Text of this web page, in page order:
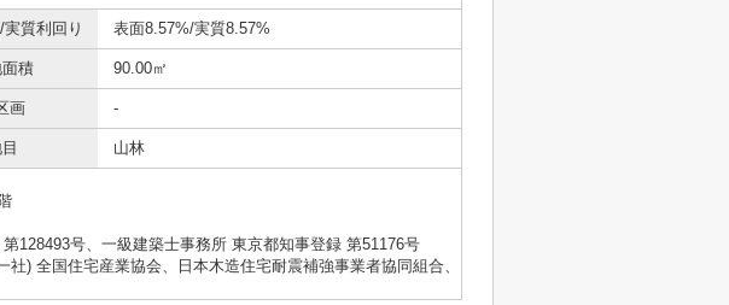
質利回り 表面8.57%/実質8.57%
積 90.00㎡
画 -
山林
128493号、一級建築士事務所 東京都知事登録 第51176号
) 全国住宅産業協会、日本木造住宅耐震補強事業者協同組合、